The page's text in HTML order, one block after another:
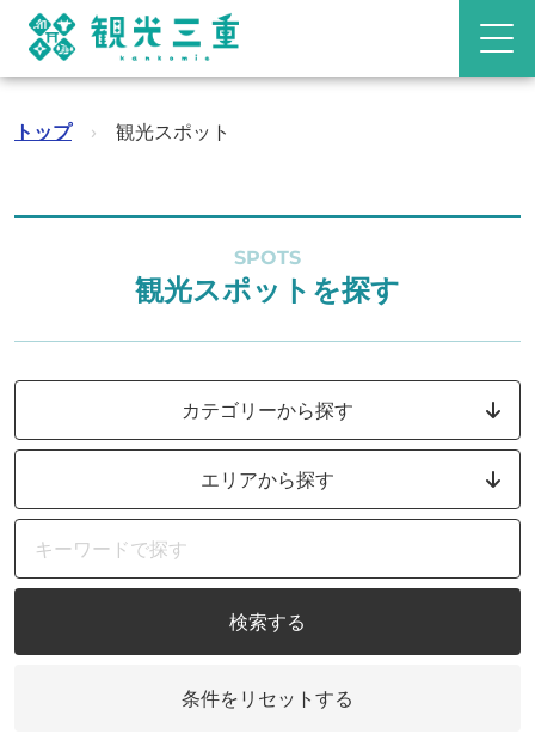
トップ › 観光スポット
SPOTS
観光スポットを探す
カテゴリーから探す
エリアから探す
検索する
条件をリセットする